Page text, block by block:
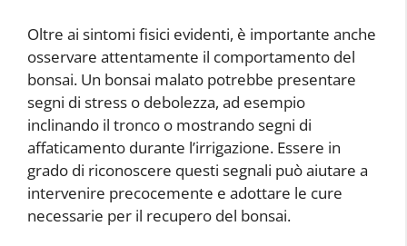
Oltre ai sintomi fisici evidenti, è importante anche
osservare attentamente il comportamento del
bonsai. Un bonsai malato potrebbe presentare
segni di stress o debolezza, ad esempio
inclinando il tronco o mostrando segni di
affaticamento durante l’irrigazione. Essere in
grado di riconoscere questi segnali può aiutare a
intervenire precocemente e adottare le cure
necessarie per il recupero del bonsai.